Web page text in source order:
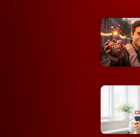
nagyon
elérni a
azonban
valóban